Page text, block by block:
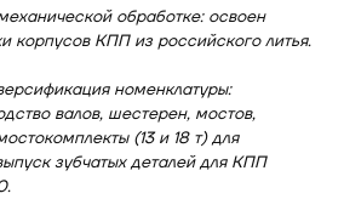
обработке: освоен
корпусов КПП из российского литья.
номенклатуры:
валов, шестерен, мостов,
(13 и 18 т) для
зубчатых деталей для КПП